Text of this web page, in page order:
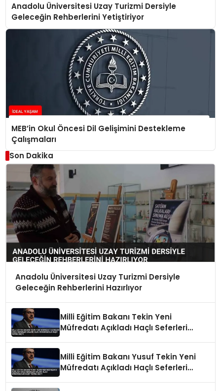
Anadolu Üniversitesi Uzay Turizmi Dersiyle
Geleceğin Rehberlerini Yetiştiriyor
MEB’in Okul Öncesi Dil Gelişimini Destekleme
Çalışmaları
Son Dakika
Anadolu Üniversitesi Uzay Turizmi Dersiyle
Geleceğin Rehberlerini Hazırlıyor
Milli Eğitim Bakanı Tekin Yeni
Müfredatı Açıkladı Haçlı Seferleri
Milli Eğitim Bakanı Yusuf Tekin Yeni
Müfredatı Açıkladı Haçlı Seferleri